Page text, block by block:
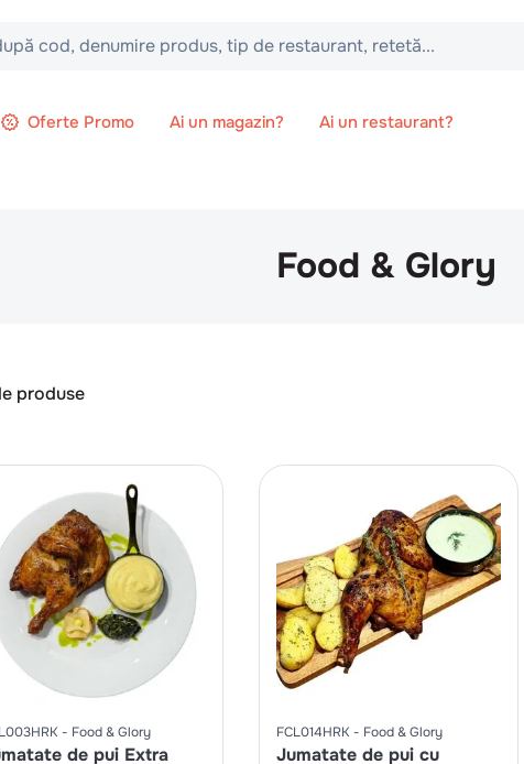
denumire produs, tip de restaurant, retetă...
Oferte Promo Ai un magazin? Ai un restaurant?
Food & Glory
produse
Food & Glory
de pui Extra
FCL014HRK Food & Glory
Jumatate de pui cu